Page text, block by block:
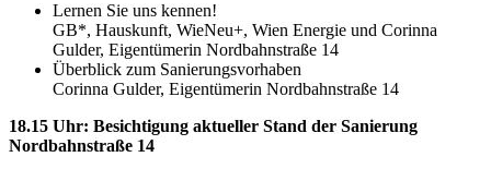
Lernen Sie uns kennen!
GB*, Hauskunft, WieNeu+, Wien Energie und Corinna
Gulder, Eigentümerin Nordbahnstraße 14
Überblick zum Sanierungsvorhaben
Corinna Gulder, Eigentümerin Nordbahnstraße 14
18.15 Uhr: Besichtigung aktueller Stand der Sanierung
Nordbahnstraße 14